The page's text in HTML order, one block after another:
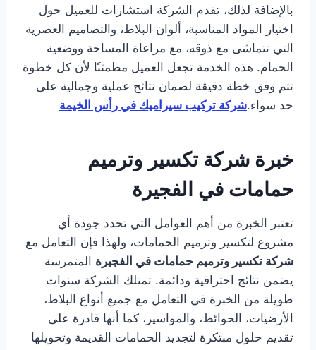
بالإضافة لذلك، تقدم الشركة استشارات للعميل حول
اختيار المواد المناسبة، ألوان البلاط، والتصاميم العصرية
التي تتماشى مع ذوقه، مع مراعاة المساحة ووضعية
الحمام. هذه الخدمة تجعل العميل مطمئنًا لأن كل خطوة
تتم وفق خطة دقيقة لضمان نتائج عملية وجمالية على
حد سواء.شركة تركيب سيراميك في رأس الخيمة
خبرة شركة تكسير وترميم
حمامات في الفجيرة
تعتبر الخبرة من أهم العوامل التي تحدد جودة أي
مشروع لتكسير وترميم الحمامات، ولهذا فإن التعامل مع
شركة تكسير وترميم حمامات في الفجيرة المتمرسة
يضمن نتائج احترافية ودائمة. تمتلك الشركة سنوات
طويلة من الخبرة في التعامل مع جميع أنواع البلاط،
الأرضيات، الحوائط، والمواسير، كما أنها قادرة على
تقديم حلول مبتكرة لتجديد الحمامات القديمة وتحويلها